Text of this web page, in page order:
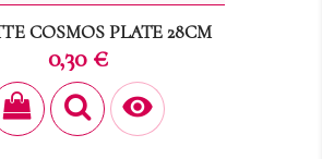
COSMOS PLATE 28CM
Prix
0,30 €
